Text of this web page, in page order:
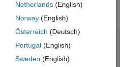
内のブロックの[剛体ツリー]
Netherlands(English)
Norway(English)
Österreich (Deutsch)
Portugal(English)
Sweden (English)